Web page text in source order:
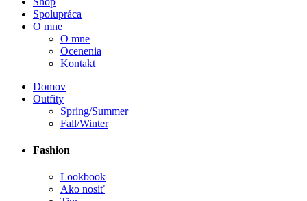
Spolupráca
O mne
O mne
Ocenenia
Kontakt
Domov
Outfity
Spring/Summer
Fall/Winter
Fashion
Lookbook
Ako nosiť